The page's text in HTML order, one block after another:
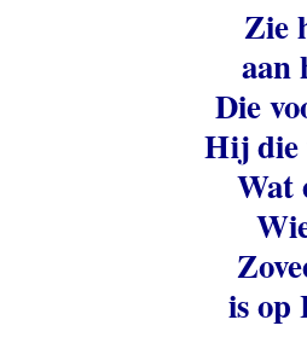
Zie
aan
Die
Hij die
Wat
is op